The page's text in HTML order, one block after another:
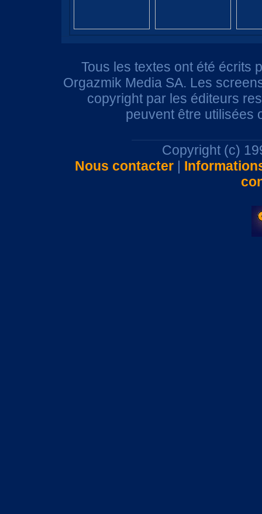
Tous les textes ont été écrits
Orgazmik Media SA. Les
copyright par les éditeurs
peuvent être utilisées
Copyright (c)
Nous contacter|